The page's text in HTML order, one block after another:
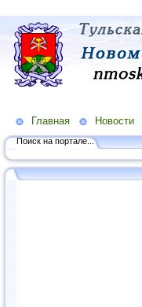
Главная Новости
Поиск на портале...